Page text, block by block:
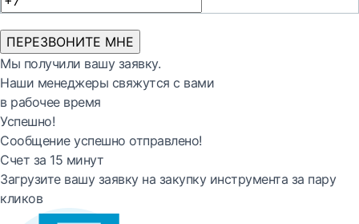
ПЕРЕЗВОНИТЕ МНЕ
Мы получили вашу заявку.
Наши менеджеры свяжутся с вами
в рабочее время
Успешно!
Сообщение успешно отправлено!
Счет за 15 минут
Загрузите вашу заявку на закупку инструмента за пару
кликов